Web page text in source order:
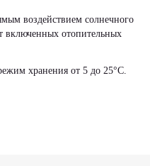
воздействием солнечного
включенных отопительных
хранения от 5 до 25°С.